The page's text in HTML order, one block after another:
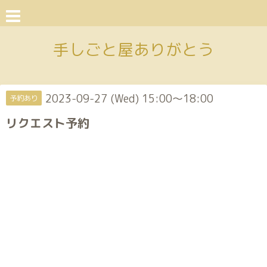
手しごと屋ありがとう
予約あり 2023-09-27 (Wed) 15:00～18:00
リクエスト予約